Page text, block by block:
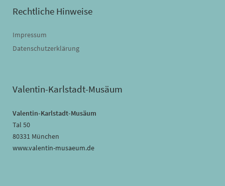
Rechtliche Hinweise
Impressum
Datenschutzerklärung
Valentin-Karlstadt-Musäum
Valentin-Karlstadt-Musäum
Tal 50
80331 München
www.valentin-musaeum.de